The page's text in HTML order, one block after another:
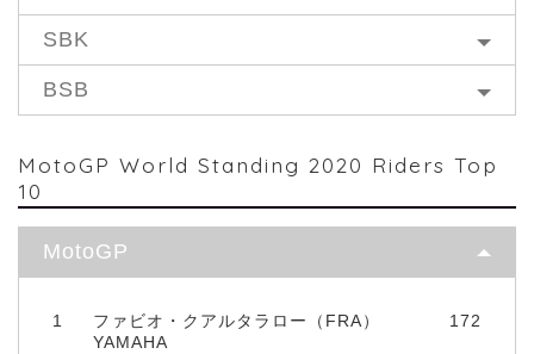
SBK
BSB
MotoGP World Standing 2020 Riders Top
10
MotoGP
1
ファビオ・クアルタラロー（FRA）
YAMAHA
172